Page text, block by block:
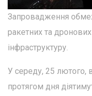
Запровадження
ракетних та
інфраструктуру.
У середу, 25 лютого,
протягом дня